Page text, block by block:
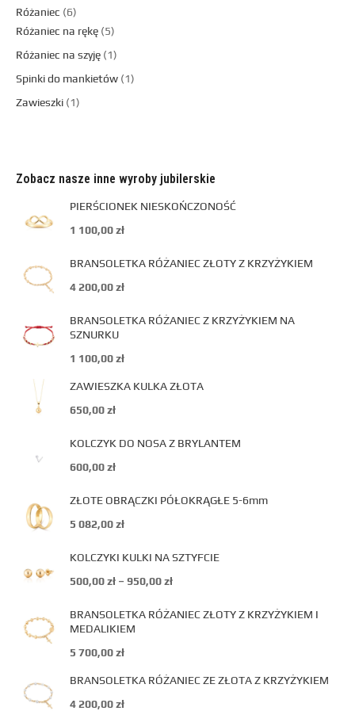
Różaniec
6
Różaniec na rękę 5
Różaniec na szyję 1
Spinki do mankietów 1
Zawieszki 1
Zobacz nasze inne wyroby jubilerskie
PIERŚCIONEK NIESKOŃCZONOŚĆ
1 100,00zł
BRANSOLETKA RÓŻANIEC ZŁOTY Z KRZYŻYKIEM
4 200,00zł
BRANSOLETKA RÓŻANIEC Z KRZYŻYKIEM NA
SZNURKU
1 100,00zł
ZAWIESZKA KULKA ZŁOTA
650,00zł
KOLCZYK DO NOSA Z BRYLANTEM
600,00zł
ZŁOTE OBRĄCZKI PÓŁOKRĄGŁE 5-6mm
5 082,00zł
KOLCZYKI KULKI NA SZTYFCIE
500,00zł – 950,00zł
BRANSOLETKA RÓŻANIEC ZŁOTY Z KRZYŻYKIEM I
MEDALIKIEM
5 700,00zł
BRANSOLETKA RÓŻANIEC ZE ZŁOTA Z KRZYŻYKIEM
4 200,00zł